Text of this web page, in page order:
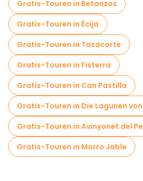
Gratis-Touren in Betanzos
Gratis-Touren in Écija
Gratis-Touren in Tazacorte
Gratis-Touren in Fisterra
Gratis-Touren in Can Pastilla
Gratis-Touren in Die Lagunen
Gratis-Touren in Avinyonet del
Gratis-Touren in Morro Jable